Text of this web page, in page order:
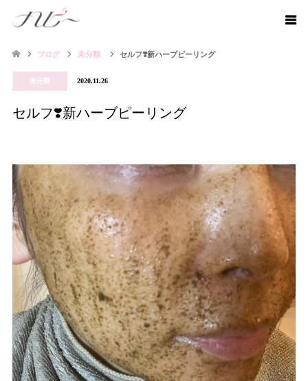
ブログ 未分類 セルフ❣️新ハーブピーリング
未分類 2020.11.26
セルフ❣️新ハーブピーリング